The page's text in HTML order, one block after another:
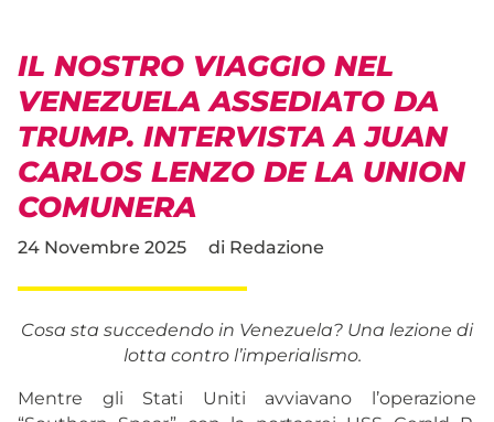
IL NOSTRO VIAGGIO NEL
VENEZUELA ASSEDIATO DA
TRUMP. INTERVISTA A JUAN
CARLOS LENZO DE LA UNION
COMUNERA
24 Novembre 2025 di Redazione
Cosa sta succedendo in Venezuela? Una lezione di
lotta contro l’imperialismo.
Mentre gli Stati Uniti avviavano l’operazione